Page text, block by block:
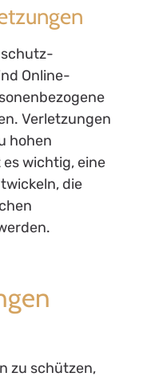
Online-
Verletzungen
hohen
wichtig, eine
die
zu schützen,